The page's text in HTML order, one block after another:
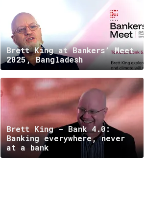
Brett King at Bankers’ Meet
2025, Bangladesh
Brett King - Bank 4.0:
Banking everywhere, never
at a bank